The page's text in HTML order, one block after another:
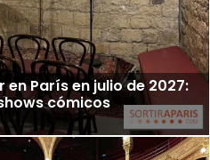
París en julio de 2027:
cómicos